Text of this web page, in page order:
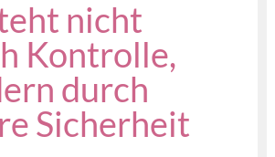
nicht
Kontrolle,
durch
Sicherheit